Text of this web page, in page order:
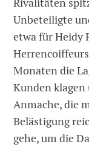
Unbeteiligte
etwa für Heidy
Monaten die
Kunden klagen
Anmache, die
Belästigung
gehe, um die